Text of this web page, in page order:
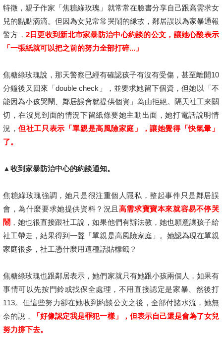
特徵，親子作家「焦糖綠玫瑰」就常常在臉書分享自己跟高需求女
兒的點點滴滴。但因為女兒常常哭鬧的緣故，鄰居誤以為家暴通報
警方， 2日更收到新北市家暴防治中心約談的公文，讓她心酸表示
「一張紙就可以把之前的努力全部打碎...」
焦糖綠玫瑰說，那天警察已經有確認孩子有沒有受傷，甚至離開10
分鐘後又回來「double check」，並要求她留下個資，但她以「不
能因為小孩哭鬧、鄰居誤會就提供個資」為由拒絕。隔天社工來關
切，在沒見到面的情況下留紙條要她主動出面，她打電話說明情
況，但社工只表示「單親是高風險家庭」，讓她覺得「快氣暈」
了。
▲收到家暴防治中心的約談通知。
焦糖綠玫瑰強調，她只是很注重個人隱私，整起事件只是鄰居誤
會，為什麼要求她提供資料？況且 高需求寶寶本來就容易不停哭
鬧 ，她也很直接跟社工說，如果他們有辦法教，她也願意讓孩子給
社工帶走，結果得到一聲「單親是高風險家庭」。她認為現在單親
家庭很多，社工憑什麼用這種話貼標籤？
焦糖綠玫瑰也跟鄰居表示，她們家就只有她跟小孩兩個人，如果有
事情可以先按門鈴或找保全處理，不用直接認定是家暴、然後打
113。但這些努力卻在她收到約談公文之後，全部付諸水流，她無
奈的說，
「好像認定我是罪犯一樣」，但表示自己還是會為了女兒
努力撐下去。